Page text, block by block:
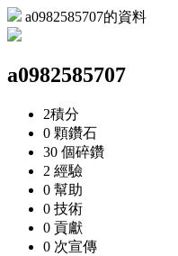
a0982585707的資料
a0982585707
2積分
0 顆鑽石
30 個碎鑽
2 經驗
0 幫助
0 技術
0 貢獻
0 次宣傳